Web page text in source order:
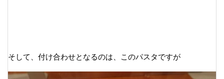
そして、付け合わせとなるのは、このパスタですが